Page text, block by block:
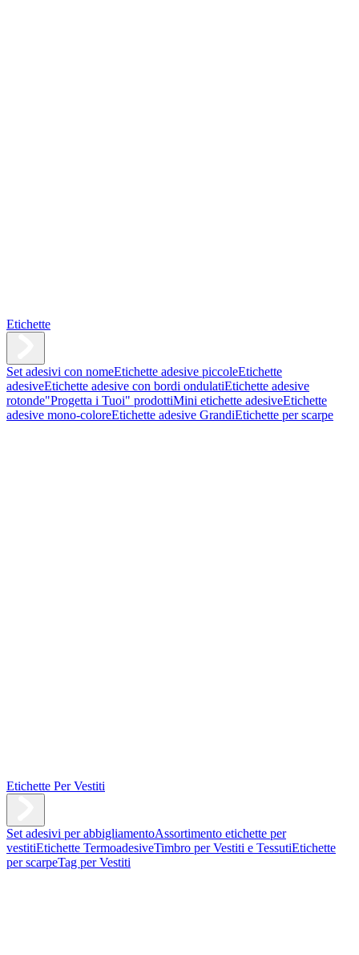
Etichette
Set adesivi con nomeEtichette adesive piccoleEtichette
adesiveEtichette adesive con bordi ondulatiEtichette adesive
rotonde"Progetta i Tuoi" prodottiMini etichette adesiveEtichette
adesive mono-coloreEtichette adesive GrandiEtichette per scarpe
Etichette Per Vestiti
Set adesivi per abbigliamentoAssortimento etichette per
vestitiEtichette TermoadesiveTimbro per Vestiti e TessutiEtichette
per scarpeTag per Vestiti